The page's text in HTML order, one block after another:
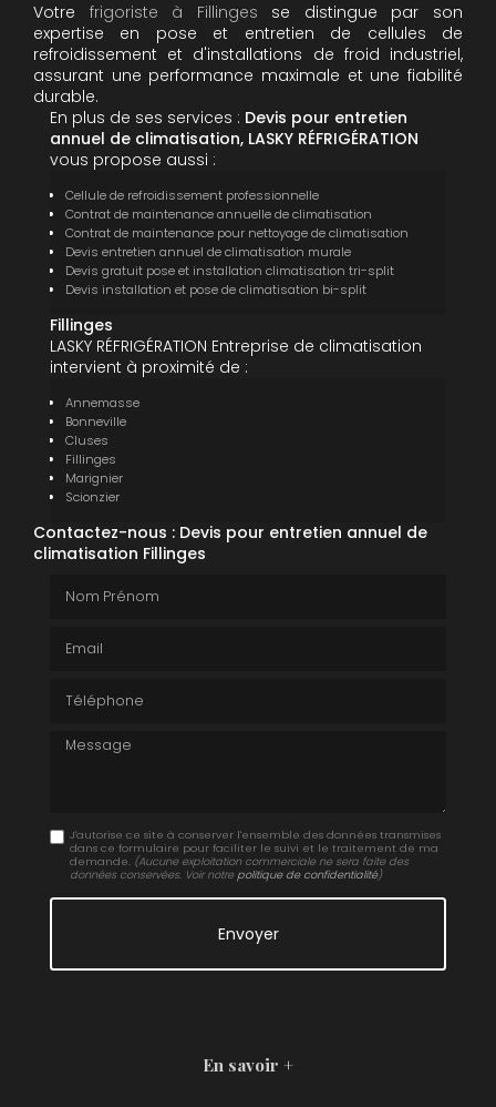
Votre frigoriste à Fillinges se distingue par son
expertise en pose et entretien de cellules de
refroidissement et d'installations de froid industriel,
assurant une performance maximale et une fiabilité
durable.
En plus de ses services : Devis pour entretien
annuel de climatisation, LASKY RÉFRIGÉRATION
vous propose aussi :
Cellule de refroidissement professionnelle
Contrat de maintenance annuelle de climatisation
Contrat de maintenance pour nettoyage de climatisation
Devis entretien annuel de climatisation murale
Devis gratuit pose et installation climatisation tri-split
Devis installation et pose de climatisation bi-split
Fillinges
LASKY RÉFRIGÉRATION Entreprise de climatisation
intervient à proximité de :
Annemasse
Bonneville
Cluses
Fillinges
Marignier
Scionzier
Contactez-nous : Devis pour entretien annuel de
climatisation Fillinges
Message
J'autorise ce site à conserver l'ensemble des données transmises
dans ce formulaire pour faciliter le suivi et le traitement de ma
demande. (Aucune exploitation commerciale ne sera faite des
données conservées. Voir notre politique de confidentialité)
En savoir +